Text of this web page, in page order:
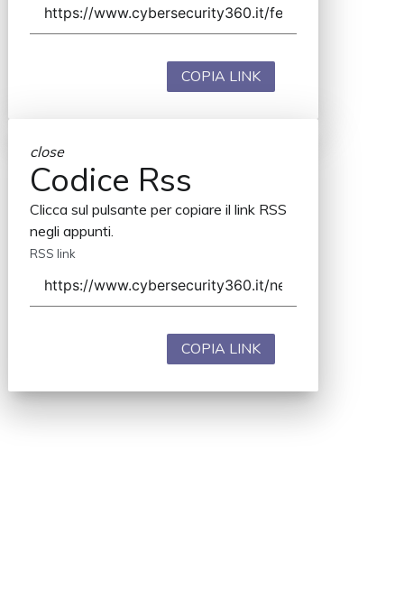
COPIA LINK
close
Codice Rss
Clicca sul pulsante per copiare il link RSS
negli appunti.
RSS link
COPIA LINK